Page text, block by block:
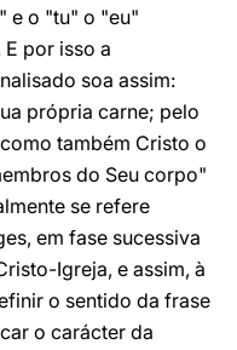
e o "tu" o "eu"
por isso a
soa assim:
própria carne; pelo
também Cristo o
do Seu corpo"
se refere
em fase sucessiva
Igreja, e assim, à
o sentido da frase
o carácter da